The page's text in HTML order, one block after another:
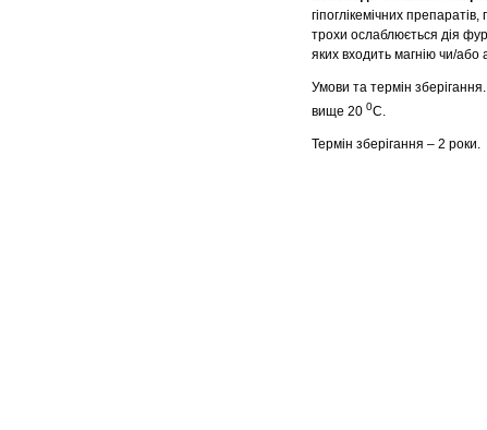
гіпоглікемічних
трохи ослаблюється дія
яких входить магнію чи/або
Умови та термін
вище 20 0С.
Термін зберігання – 2 роки.